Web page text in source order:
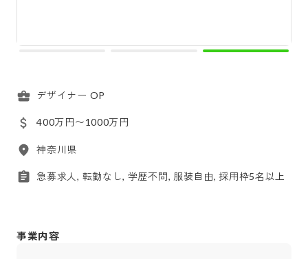
デザイナー OP
400万円〜1000万円
神奈川県
急募求人, 転勤なし, 学歴不問, 服装自由, 採用枠5名以上
事業内容